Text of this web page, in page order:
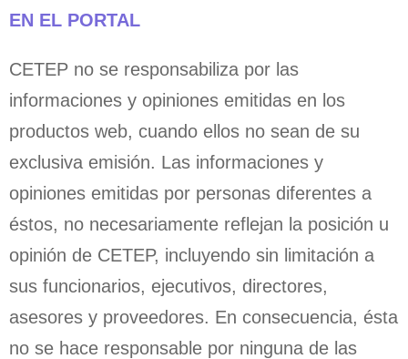
EN EL PORTAL
CETEP no se responsabiliza por las
informaciones y opiniones emitidas en los
productos web, cuando ellos no sean de su
exclusiva emisión. Las informaciones y
opiniones emitidas por personas diferentes a
éstos, no necesariamente reflejan la posición u
opinión de CETEP, incluyendo sin limitación a
sus funcionarios, ejecutivos, directores,
asesores y proveedores. En consecuencia, ésta
no se hace responsable por ninguna de las